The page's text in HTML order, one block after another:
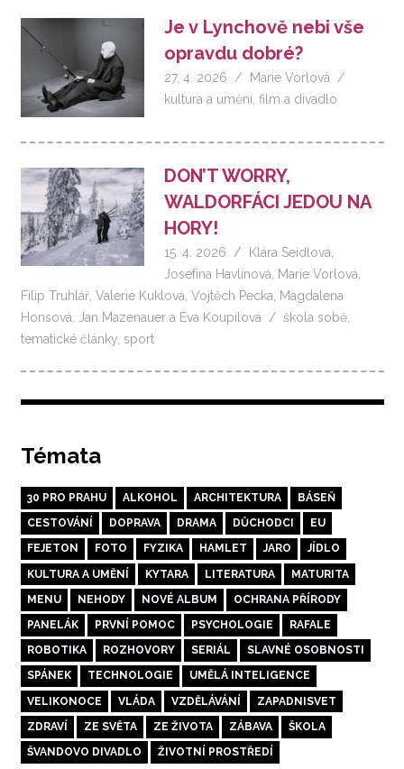
Je v Lynchově nebi vše
opravdu dobré?
27. 4. 2026
Marie Vorlová
kultura a umění ,film a divadlo
DON’T WORRY,
WALDORFÁCI JEDOU NA
HORY!
15. 4. 2026 Klára Seidlová,
Josefína Havlínová, Marie Vorlová,
Filip Truhlář, Valerie Kuklová, Vojtěch Pecka, Magdalena
Honsová, Jan Mazenauera Eva Koupilová škola sobě,
tematické články, sport
Témata
30 PRO PRAHU ALKOHOL ARCHITEKTURA BÁSEŇ
CESTOVÁNÍ DOPRAVA DRAMA DŮCHODCI EU
FEJETON FOTO FYZIKA HAMLET JARO JÍDLO
KULTURA A UMĚNÍ KYTARA LITERATURA MATURITA
MENU NEHODY NOVÉ ALBUM OCHRANA PŘÍRODY
PANELÁK PRVNÍ POMOC PSYCHOLOGIE RAFALE
ROBOTIKA ROZHOVORY SERIÁL SLAVNÉ OSOBNOSTI
SPÁNEK TECHNOLOGIE UMĚLÁ INTELIGENCE
VELIKONOCE VLÁDA VZDĚLÁVÁNÍ ZAPADNISVET
ZDRAVÍ ZE SVĚTA ZE ŽIVOTA ZÁBAVA ŠKOLA
ŠVANDOVO DIVADLO ŽIVOTNÍ PROSTŘEDÍ